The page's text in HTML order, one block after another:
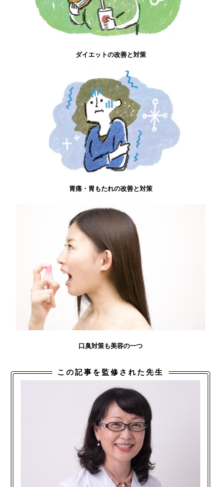
ダイエットの改善と対策
胃痛・胃もたれの改善と対策
口臭対策も美容の一つ
この記事を監修された先生